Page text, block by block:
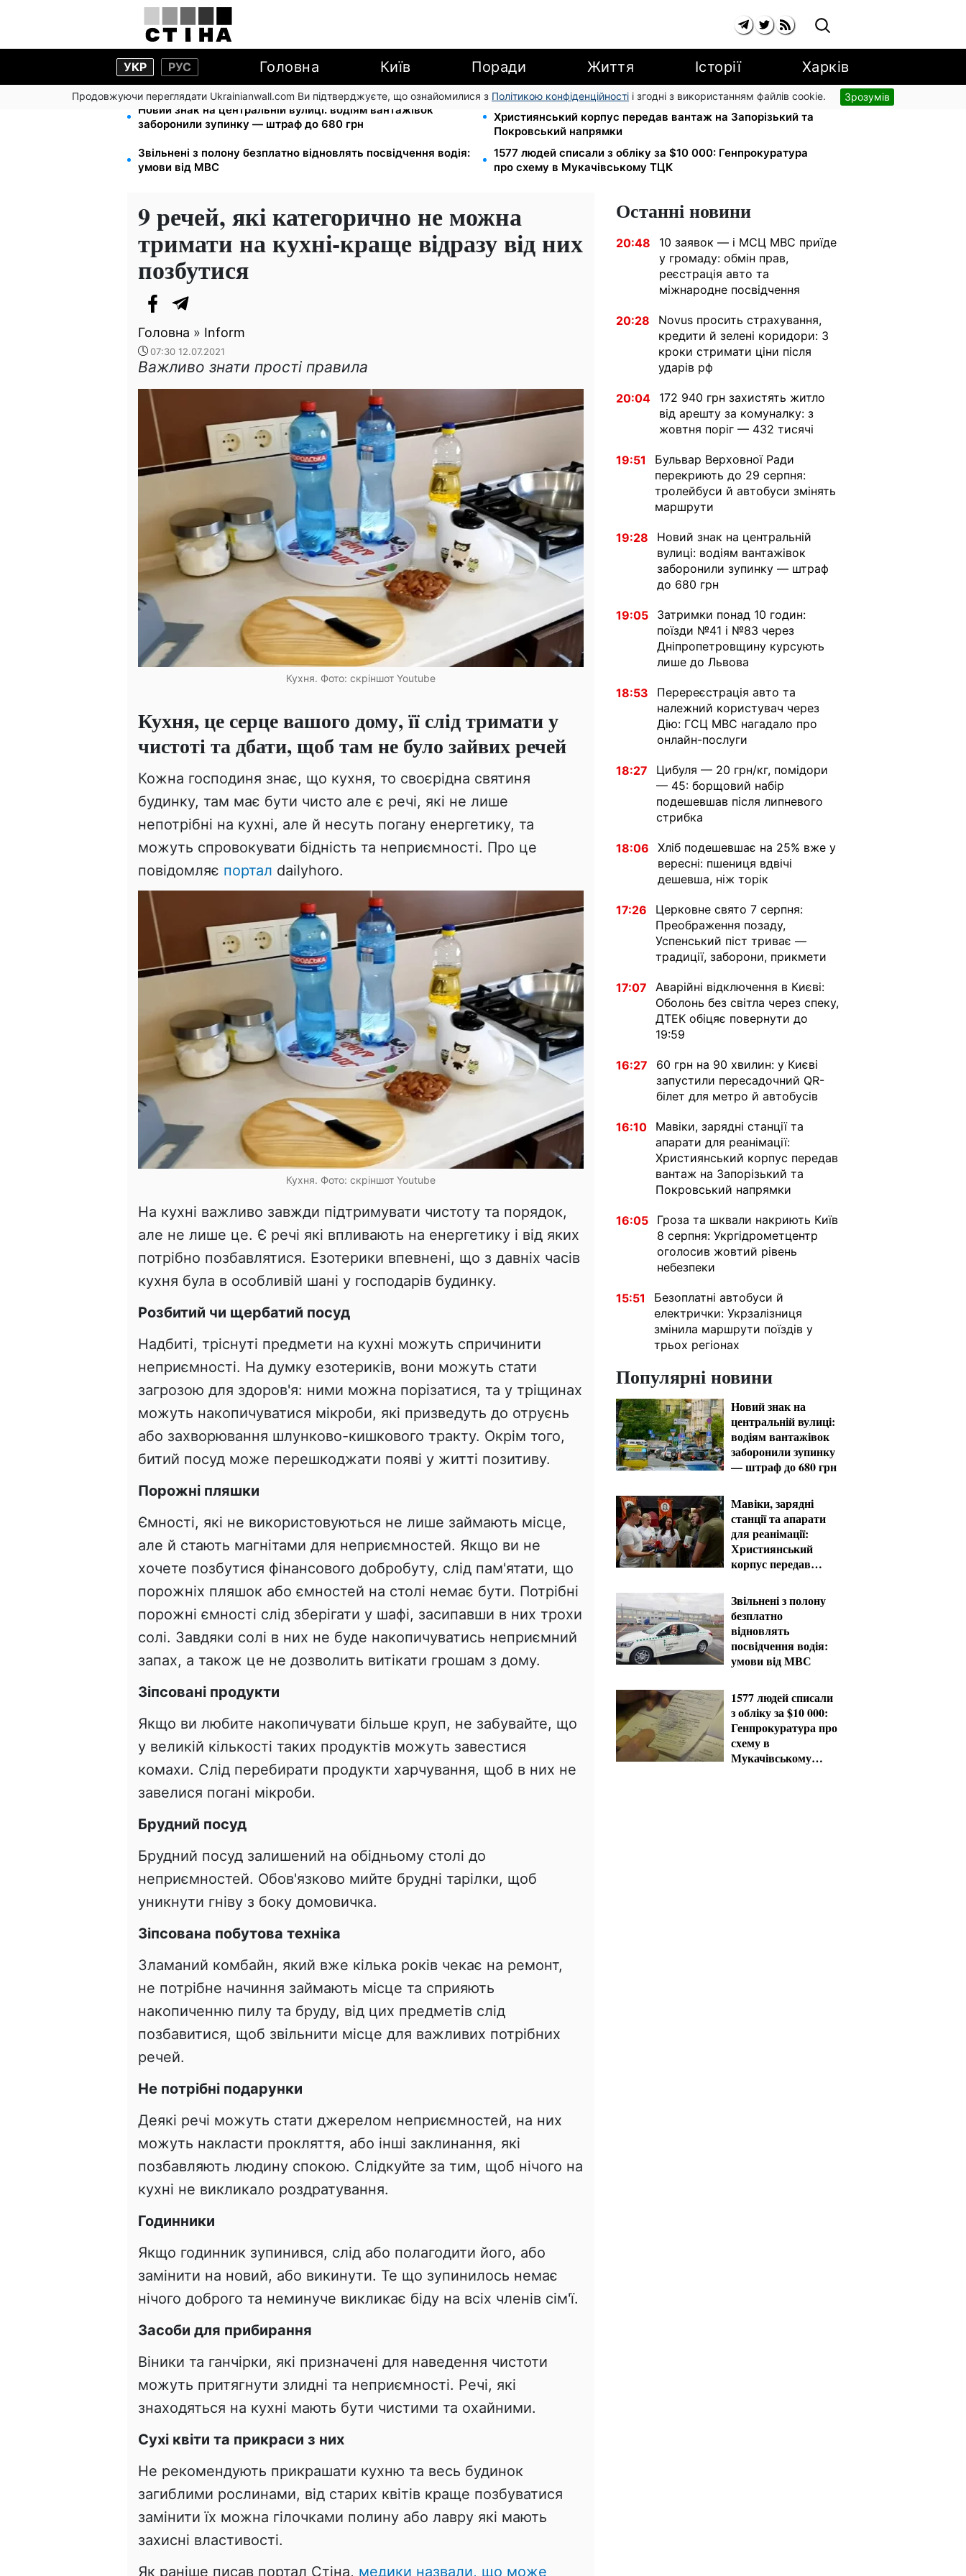
УКР РУС Головна Київ Поради Життя Історії Харків
Продовжуючи переглядати Ukrainianwall.com Ви підтверджуєте, що ознайомилися з Політикою конфіденційності і згодні з використанням файлів cookie. Зрозумів
Новий знак на центральній вулиці: водіям вантажівок
заборонили зупинку — штраф до 680 грн
Мавіки, зарядні станції та апарати для реанімації:
Християнський корпус передав вантаж на Запорізький та
Покровський напрямки
Звільнені з полону безплатно відновлять посвідчення водія:
умови від МВС
1577 людей списали з обліку за $10 000: Генпрокуратура
про схему в Мукачівському ТЦК
9 речей, які категорично не можна
тримати на кухні-краще відразу від них
позбутися
Головна » Inform
07:30 12.07.2021
Важливо знати прості правила
Кухня. Фото: скріншот Youtube
Кухня, це серце вашого дому, її слід тримати у
чистоті та дбати, щоб там не було зайвих речей
Кожна господиня знає, що кухня, то своєрідна святиня
будинку, там має бути чисто але є речі, які не лише
непотрібні на кухні, але й несуть погану енергетику, та
можуть спровокувати бідність та неприємності. Про це
повідомляє портал dailyhoro.
Кухня. Фото: скріншот Youtube
На кухні важливо завжди підтримувати чистоту та порядок,
але не лише це. Є речі які впливають на енергетику і від яких
потрібно позбавлятися. Езотерики впевнені, що з давніх часів
кухня була в особливій шані у господарів будинку.
Розбитий чи щербатий посуд
Надбиті, тріснуті предмети на кухні можуть спричинити
неприємності. На думку езотериків, вони можуть стати
загрозою для здоров'я: ними можна порізатися, та у тріщинах
можуть накопичуватися мікроби, які призведуть до отруєнь
або захворювання шлунково-кишкового тракту. Окрім того,
битий посуд може перешкоджати появі у житті позитиву.
Порожні пляшки
Ємності, які не використовуються не лише займають місце,
але й стають магнітами для неприємностей. Якщо ви не
хочете позбутися фінансового добробуту, слід пам'ятати, що
порожніх пляшок або ємностей на столі немає бути. Потрібні
порожні ємності слід зберігати у шафі, засипавши в них трохи
солі. Завдяки солі в них не буде накопичуватись неприємний
запах, а також це не дозволить витікати грошам з дому.
Зіпсовані продукти
Якщо ви любите накопичувати більше круп, не забувайте, що
у великій кількості таких продуктів можуть завестися
комахи. Слід перебирати продукти харчування, щоб в них не
завелися погані мікроби.
Брудний посуд
Брудний посуд залишений на обідньому столі до
неприємностей. Обов'язково мийте брудні тарілки, щоб
уникнути гніву з боку домовичка.
Зіпсована побутова техніка
Зламаний комбайн, який вже кілька років чекає на ремонт,
не потрібне начиння займають місце та сприяють
накопиченню пилу та бруду, від цих предметів слід
позбавитися, щоб звільнити місце для важливих потрібних
речей.
Не потрібні подарунки
Деякі речі можуть стати джерелом неприємностей, на них
можуть накласти прокляття, або інші заклинання, які
позбавляють людину спокою. Слідкуйте за тим, щоб нічого на
кухні не викликало роздратування.
Годинники
Якщо годинник зупинився, слід або полагодити його, або
замінити на новий, або викинути. Те що зупинилось немає
нічого доброго та неминуче викликає біду на всіх членів сім'ї.
Засоби для прибирання
Віники та ганчірки, які призначені для наведення чистоти
можуть притягнути злидні та неприємності. Речі, які
знаходяться на кухні мають бути чистими та охайними.
Сухі квіти та прикраси з них
Не рекомендують прикрашати кухню та весь будинок
загиблими рослинами, від старих квітів краще позбуватися
замінити їх можна гілочками полину або лавру які мають
захисні властивості.
Як раніше писав портал Стіна, медики назвали, що може
Останні новини
20:48
10 заявок — і МСЦ МВС приїде
у громаду: обмін прав,
реєстрація авто та
міжнародне посвідчення
20:28
Novus просить страхування,
кредити й зелені коридори: 3
кроки стримати ціни після
ударів рф
20:04
172 940 грн захистять житло
від арешту за комуналку: з
жовтня поріг — 432 тисячі
19:51
Бульвар Верховної Ради
перекриють до 29 серпня:
тролейбуси й автобуси змінять
маршрути
19:28
Новий знак на центральній
вулиці: водіям вантажівок
заборонили зупинку — штраф
до 680 грн
19:05
Затримки понад 10 годин:
поїзди №41 і №83 через
Дніпропетровщину курсують
лише до Львова
18:53
Перереєстрація авто та
належний користувач через
Дію: ГСЦ МВС нагадало про
онлайн-послуги
18:27
Цибуля — 20 грн/кг, помідори
— 45: борщовий набір
подешевшав після липневого
стрибка
18:06
Хліб подешевшає на 25% вже у
вересні: пшениця вдвічі
дешевша, ніж торік
17:26
Церковне свято 7 серпня:
Преображення позаду,
Успенський піст триває —
традиції, заборони, прикмети
17:07
Аварійні відключення в Києві:
Оболонь без світла через спеку,
ДТЕК обіцяє повернути до
19:59
16:27
60 грн на 90 хвилин: у Києві
запустили пересадочний QR-
білет для метро й автобусів
16:10
Мавіки, зарядні станції та
апарати для реанімації:
Християнський корпус передав
вантаж на Запорізький та
Покровський напрямки
16:05
Гроза та шквали накриють Київ
8 серпня: Укргідрометцентр
оголосив жовтий рівень
небезпеки
15:51
Безоплатні автобуси й
електрички: Укрзалізниця
змінила маршрути поїздів у
трьох регіонах
Популярні новини
Новий знак на
центральній вулиці:
водіям вантажівок
заборонили зупинку
— штраф до 680 грн
Мавіки, зарядні
станції та апарати
для реанімації:
Християнський
корпус передав
Запорізький та
Покровський
напрямки
Звільнені з полону
безплатно
відновлять
посвідчення водія:
умови від МВС
1577 людей списали
з обліку за $10 000:
Генпрокуратура про
схему в
Мукачівському